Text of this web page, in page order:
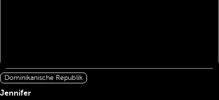
Dominikanische Republik
Jennifer